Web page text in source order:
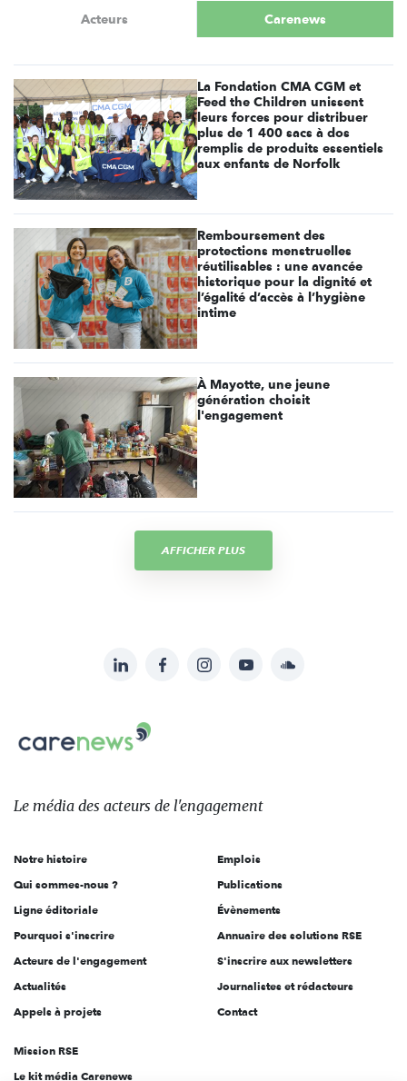
Acteurs Carenews
La Fondation CMA CGM et
Feed the Children unissent
leurs forces pour distribuer
plus de 1 400 sacs à dos
remplis de produits essentiels
aux enfants de Norfolk
Remboursement des
protections menstruelles
réutilisables : une avancée
historique pour la dignité et
l’égalité d’accès à l’hygiène
intime
À Mayotte, une jeune
génération choisit
l'engagement
AFFICHER PLUS
sur:
LinkedInFacebookInstagramYouTubeSoundcloud
Le
des
l'engagement
Le média des acteurs de l'engagement
Notre histoire
Qui sommes-nous ?
Ligne éditoriale
Pourquoi s'inscrire
Acteurs de l'engagement
Actualités
Appels à projets
Emplois
Publications
Évènements
Annuaire des solutions RSE
S'inscrire aux newsletters
Journalistes et rédacteurs
Contact
Mission RSE
Le kit média Carenews